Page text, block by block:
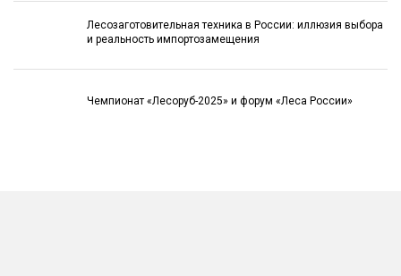
Лесозаготовительная техника в России: иллюзия выбора
и реальность импортозамещения
Чемпионат «Лесоруб-2025» и форум «Леса России»